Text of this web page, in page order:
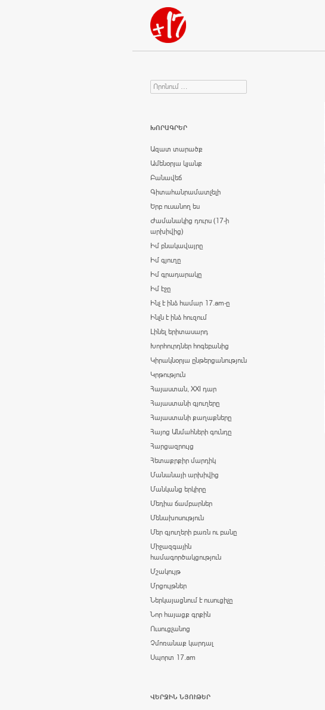
Որոնում
Search for:
ԽՈՐԱԳՐԵՐ
Ազատ տարածք
Ամենօրյա կյանք
Բանավեճ
Գիտահանրամատչելի
Երբ ուսանող ես
Ժամանակից դուրս (17-ի
արխիվից)
Իմ բնակավայրը
Իմ գյուղը
Իմ գրադարակը
Իմ էջը
Ինչ է ինձ համար 17.am-ը
Ինչն է ինձ հուզում
Լինել երիտասարդ
Խորհուրդներ հոգեբանից
Կիրակնօրյա ընթերցանություն
Կրթություն
Հայաստան, XXI դար
Հայաստանի գյուղերը
Հայաստանի քաղաքները
Հայոց Անմահների գունդը
Հարցազրույց
Հետաքրքիր մարդիկ
Մանանայի արխիվից
Մանկանց երկիրը
Մեդիա ճամբարներ
Մենախոսություն
Մեր գյուղերի բառն ու բանը
Միջազգային
համագործակցություն
Մշակույթ
Մրցույթներ
Ներկայացնում է ուսուցիչը
Նոր հայացք գրքին
Ուսուցչանոց
Չմոռանաք կարդալ
Սպորտ 17.am
ՎԵՐՋԻՆ ՆՅՈՒԹԵՐ